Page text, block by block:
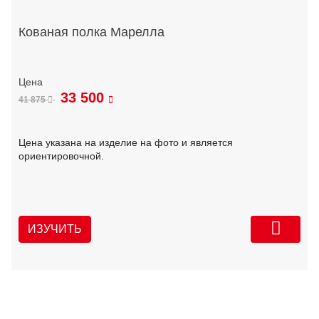
Кованая полка Марелла
41 875 33 500
Цена указана на изделие на фото и является
ориентировочной.
ИЗУЧИТЬ